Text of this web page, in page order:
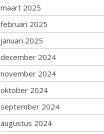
maart 2025
februari 2025
januari 2025
december 2024
november 2024
oktober 2024
september 2024
augustus 2024